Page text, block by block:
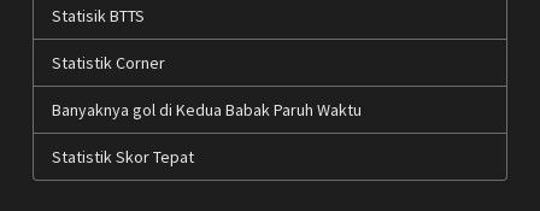
Statisik BTTS
Statistik Corner
Banyaknya gol di Kedua Babak Paruh Waktu
Statistik Skor Tepat